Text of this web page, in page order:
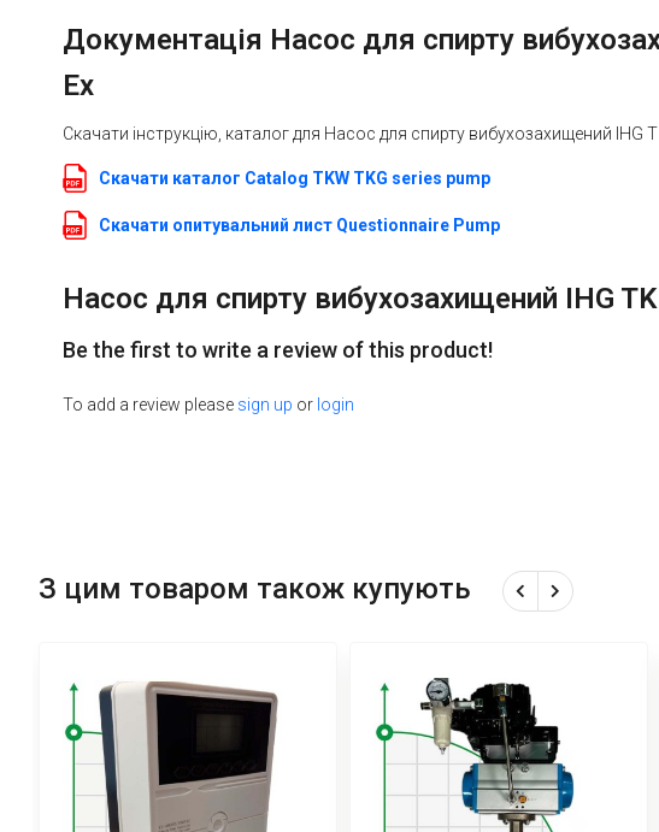
Документація Насос для спирту
Ex
Скачати інструкцію, каталог для Насос для спирту вибухозахищений IHG
Скачати каталог Catalog TKW TKG series pump
Скачати опитувальний лист Questionnaire Pump
Насос для спирту вибухозахищений IHG
Be the first to write a review of this product!
To add a review please sign up or login
З цим товаром також купують